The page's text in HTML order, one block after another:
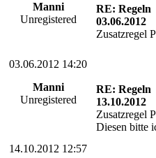
Manni
Unregistered
RE: Regeln
03.06.2012
Zusatzregel
03.06.2012 14:20
Manni
Unregistered
RE: Regeln
13.10.2012
Zusatzregel
Diesen bitte
14.10.2012 12:57